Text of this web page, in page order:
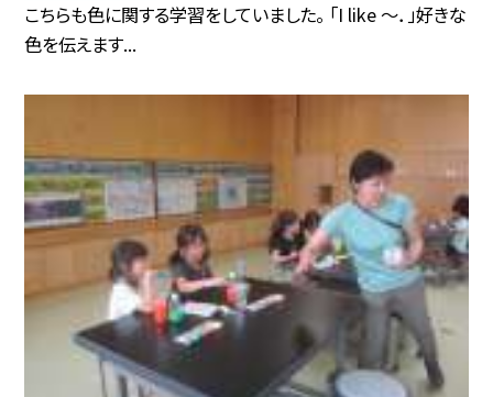
こちらも色に関する学習をしていました。 「I like 〜．」好きな
色を伝えます...